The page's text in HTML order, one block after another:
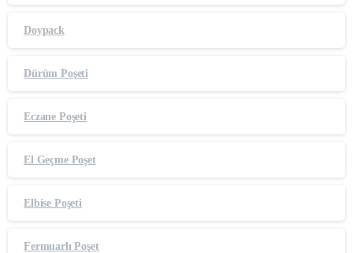
Doypack
Dürüm Poşeti
Eczane Poşeti
El Geçme Poşet
Elbise Poşeti
Fermuarlı Poşet